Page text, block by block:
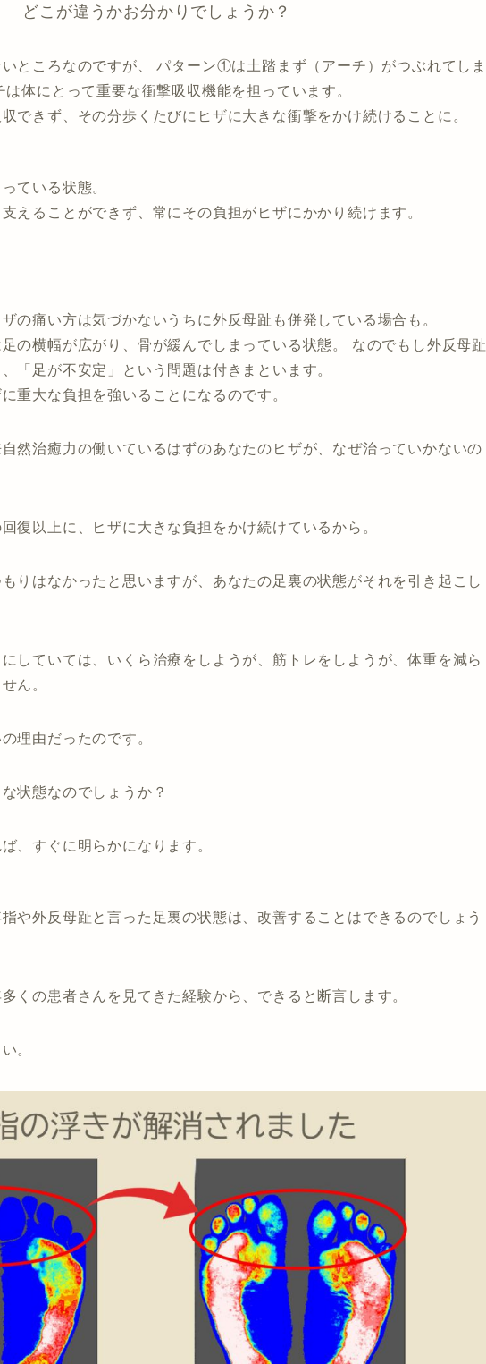
どこが違うかお分かりでしょうか？
ところなのですが、 パターン①は土踏まず（アーチ）がつぶれてしま
は体にとって重要な衝撃吸収機能を担っています。
できず、その分歩くたびにヒザに大きな衝撃をかけ続けることに。
ている状態。
えることができず、常にその負担がヒザにかかり続けます。
の痛い方は気づかないうちに外反母趾も併発している場合も。
足の横幅が広がり
、骨が緩んでしまっている状態。 なのでもし外反母趾
「足が不安定」という問題は付きまといます。
重大な負担を強いることになるのです。
然治癒力の働いているはずのあなたのヒザが、なぜ治っていかないの
復以上に、ヒザに大きな負担をかけ続けているから。
りはなかったと思いますが、あなたの足裏の状態がそれを引き起こし
していては、いくら治療をしようが、筋トレをしようが、体重を減ら
ん。
理由だったのです。
状態なのでしょうか？
、すぐに明らかになります。
や外反母趾と言った足裏の状態は、改善することはできるのでしょう
くの患者さんを見てきた経験から、できると断言します。
。